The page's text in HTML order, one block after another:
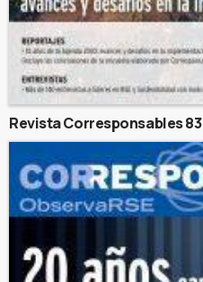
Revista Corresponsables 83